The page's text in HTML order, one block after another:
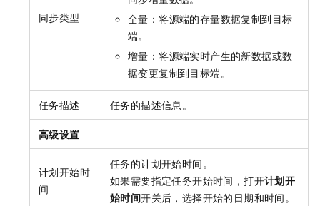
同步类型
全量：将源端的存量数据复制到目标
端。
增量：将源端实时产生的新数据或数
据变更复制到目标端。
任务描述 任务的描述信息。
高级设置
计划开始时
间
任务的计划开始时间。
如果需要指定任务开始时间，打开计划开
始时间开关后，选择开始的日期和时间。